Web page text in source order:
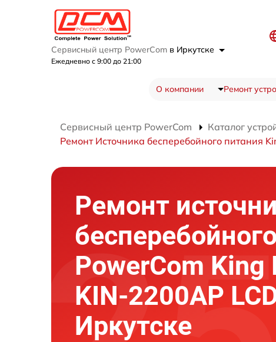
Сервисный центр PowerCom в Иркутске
Ежедневно с 9:00 до 21:00
О компании Ремонт
Сервисный центр PowerCom Каталог
Ремонт Источника бесперебойного питания
Ремонт
PowerCom King
KIN-2200AP
Иркутске